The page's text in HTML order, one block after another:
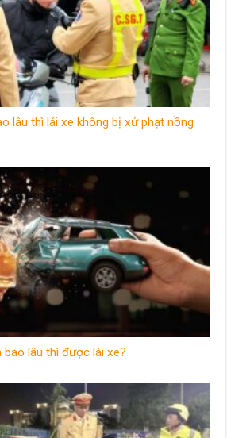
lâu thì lái xe không bị xử phạt nồng
bao lâu thì được lái xe?